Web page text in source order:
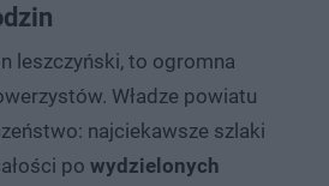
leszczyński, to ogromna
Władze powiatu
najciekawsze szlaki
po wydzielonych